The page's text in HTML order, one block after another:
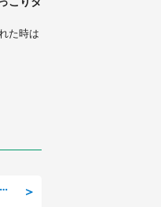
た時は
＞
自動加工機の操作スタッフ・マシニングセンタ/工業系卒歓迎/未経験OK/ブランクOK/学歴不問/交通費支給